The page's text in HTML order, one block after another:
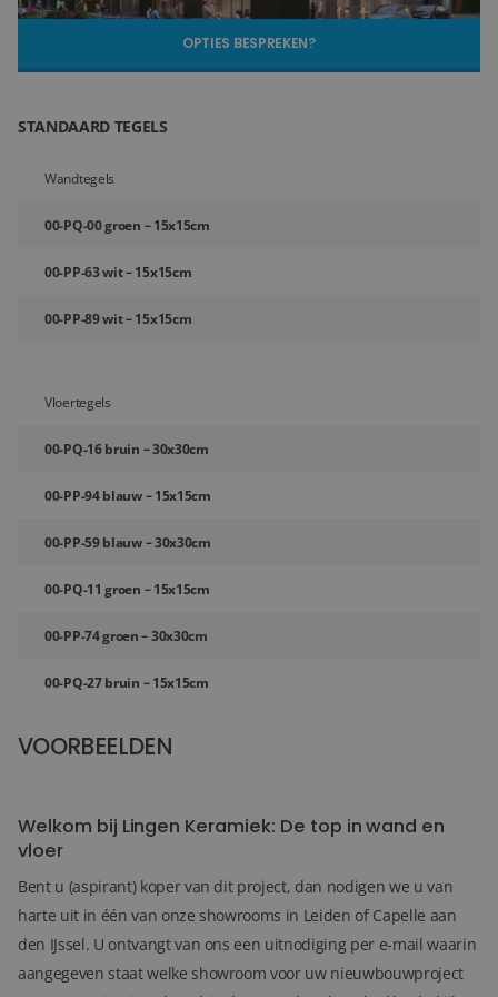
Tegelviewer
OPTIES BESPREKEN?
STANDAARD TEGELS
Wandtegels
00-PQ-00 groen – 15x15cm
00-PP-63 wit – 15x15cm
00-PP-89 wit – 15x15cm
Vloertegels
00-PQ-16 bruin – 30x30cm
00-PP-94 blauw – 15x15cm
00-PP-59 blauw – 30x30cm
00-PQ-11 groen – 15x15cm
00-PP-74 groen – 30x30cm
00-PQ-27 bruin – 15x15cm
VOORBEELDEN
Welkom bij Lingen Keramiek: De top in wand en
vloer
Bent u (aspirant) koper van dit project, dan nodigen we u van
harte uit in één van onze showrooms in Leiden of Capelle aan
den IJssel. U ontvangt van ons een uitnodiging per e-mail waarin
aangegeven staat welke showroom voor uw nieuwbouwproject